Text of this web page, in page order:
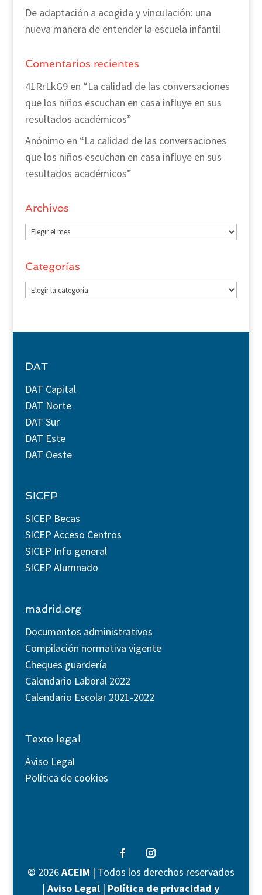
De adaptación a acogida y vinculación: una
nueva manera de entender la escuela infantil
Comentarios recientes
41RrLkG9en “La calidad de las conversaciones
que los niños escuchan en casa influye en sus
resultados académicos”
Anónimo en “La calidad de las conversaciones
que los niños escuchan en casa influye en sus
resultados académicos”
Archivos
Archivos
Categorías
Categorías
DAT
DAT Capital
DAT Norte
DAT Sur
DAT Este
DAT Oeste
SICEP
SICEP Becas
SICEP Acceso Centros
SICEP Info general
SICEP Alumnado
madrid.org
Documentos administrativos
Compilación normativa vigente
Cheques guardería
Calendario Laboral 2022
Calendario Escolar 2021-2022
Texto legal
Aviso Legal
Política de cookies
© 2026ACEIM | Todos los derechos reservados
|Aviso Legal | Política de privacidad y